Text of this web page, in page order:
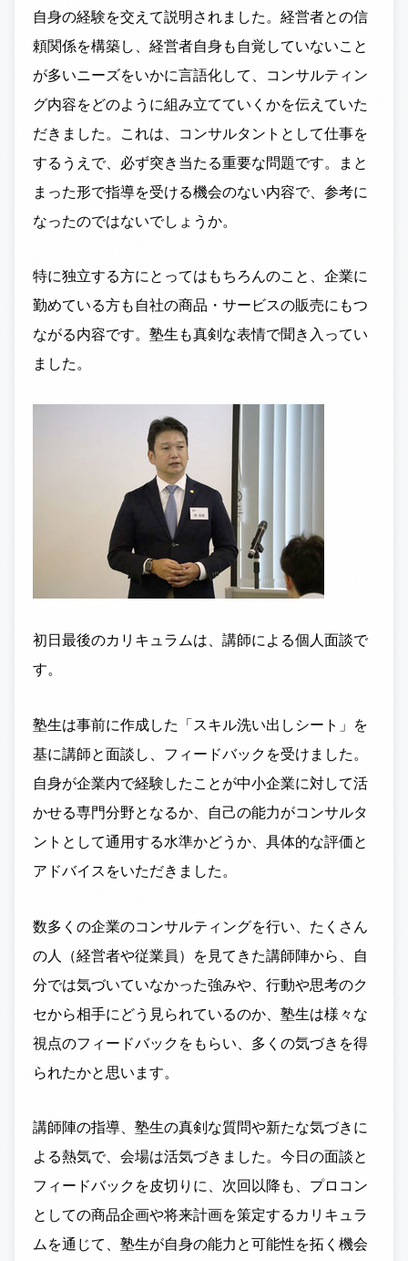
自身の経験を交えて説明されました。経営者との信
頼関係を構築し、経営者自身も自覚していないこと
が多いニーズをいかに言語化して、コンサルティン
グ内容をどのように組み立てていくかを伝えていた
だきました。これは、コンサルタントとして仕事を
するうえで、必ず突き当たる重要な問題です。まと
まった形で指導を受ける機会のない内容で、参考に
なったのではないでしょうか。
特に独立する方にとってはもちろんのこと、企業に
勤めている方も自社の商品・サービスの販売にもつ
ながる内容です。塾生も真剣な表情で聞き入ってい
ました。
初日最後のカリキュラムは、講師による個人面談で
す。
塾生は事前に作成した「スキル洗い出しシート」を
基に講師と面談し、フィードバックを受けました。
自身が企業内で経験したことが中小企業に対して活
かせる専門分野となるか、自己の能力がコンサルタ
ントとして通用する水準かどうか、具体的な評価と
アドバイスをいただきました。
数多くの企業のコンサルティングを行い、たくさん
の人（経営者や従業員）を見てきた講師陣から、自
分では気づいていなかった強みや、行動や思考のク
セから相手にどう見られているのか、塾生は様々な
視点のフィードバックをもらい、多くの気づきを得
られたかと思います。
講師陣の指導、塾生の真剣な質問や新たな気づきに
よる熱気で、会場は活気づきました。今日の面談と
フィードバックを皮切りに、次回以降も、プロコン
としての商品企画や将来計画を策定するカリキュラ
ムを通じて、塾生が自身の能力と可能性を拓く機会